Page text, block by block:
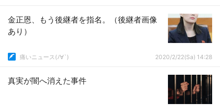
金正恩、もう後継者を指名。（後継者画像
あり）
痛いニュース(ﾉ∀`) 2020/2/22(Sa) 14:28
真実が闇へ消えた事件